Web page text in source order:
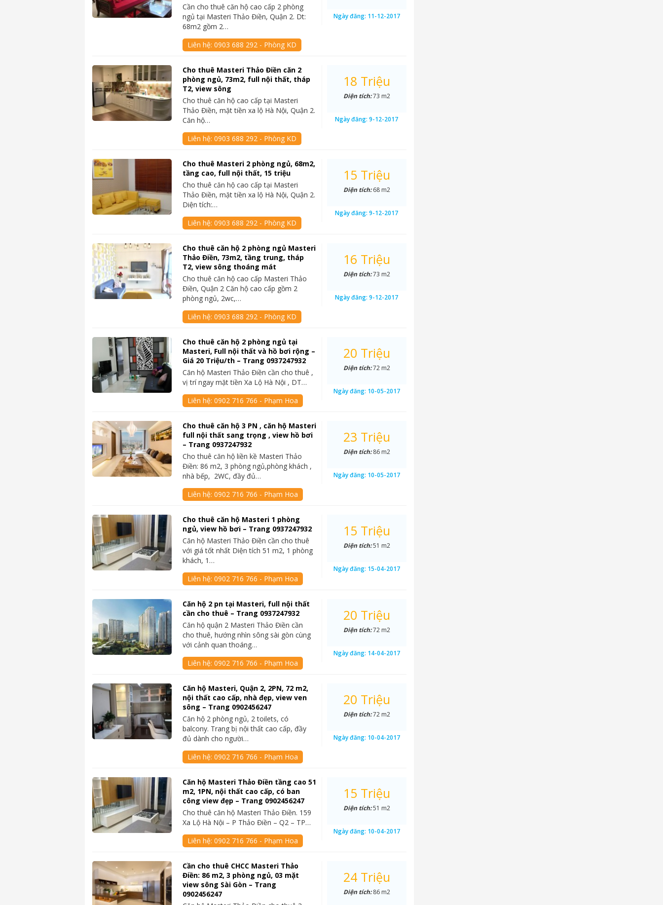
Cần cho thuê căn hộ cao cấp 2 phòng
ngủ tại Masteri Thảo Điền, Quận 2. Dt:
68m2 gồm 2…
Liên hệ:0903 688 292 - Phòng KD
Ngày đăng: 11-12-2017
Cho thuê Masteri Thảo Điền căn 2
phòng ngủ, 73m2, full nội thất, tháp
T2, view sông
Cho thuê căn hộ cao cấp tại Masteri
Thảo Điền, mặt tiền xa lộ Hà Nội, Quận 2.
Căn hộ…
Liên hệ:0903 688 292 - Phòng KD
18 Triệu
Diện tích:73 m2
Ngày đăng:9-12-2017
Cho thuê Masteri 2 phòng ngủ, 68m2,
tầng cao, full nội thất, 15 triệu
Cho thuê căn hộ cao cấp tại Masteri
Thảo Điền, mặt tiền xa lộ Hà Nội, Quận 2.
Diện tích:…
Liên hệ:0903 688 292 - Phòng KD
15 Triệu
Diện tích:68 m2
Ngày đăng:9-12-2017
Cho thuê căn hộ 2 phòng ngủ Masteri
Thảo Điền, 73m2, tầng trung, tháp
T2, view sông thoáng mát
Cho thuê căn hộ cao cấp Masteri Thảo
Điền, Quận 2 Căn hộ cao cấp gồm 2
phòng ngủ, 2wc,…
Liên hệ:0903 688 292 - Phòng KD
16 Triệu
Diện tích:73 m2
Ngày đăng:9-12-2017
Cho thuê căn hộ 2 phòng ngủ tại
Masteri, Full nội thất và hồ bơi rộng –
Giá 20 Triệu/th – Trang 0937247932
Căn hộ Masteri Thảo Điền cần cho thuê ,
vị trí ngay mặt tiền Xa Lộ Hà Nội , DT…
Liên hệ:0902 716 766 - Phạm Hoa
20 Triệu
Diện tích:72 m2
Ngày đăng: 10-05-2017
Cho thuê căn hộ 3 PN , căn hộ Masteri
full nội thất sang trọng , view hồ bơi
– Trang 0937247932
Cho thuê căn hộ liền kề Masteri Thảo
Điền: 86 m2, 3 phòng ngủ,phòng khách ,
nhà bếp, 2WC, đầy đủ…
Liên hệ:0902 716 766 - Phạm Hoa
23 Triệu
Diện tích:86 m2
Ngày đăng: 10-05-2017
Cho thuê căn hộ Masteri 1 phòng
ngủ, view hồ bơi – Trang 0937247932
Căn hộ Masteri Thảo Điền cần cho thuê
với giá tốt nhất Diện tích 51 m2, 1 phòng
khách, 1…
Liên hệ:0902 716 766 - Phạm Hoa
15 Triệu
Diện tích:51 m2
Ngày đăng: 15-04-2017
Căn hộ 2 pn tại Masteri, full nội thất
cần cho thuê – Trang 0937247932
Căn hộ quận 2 Masteri Thảo Điền cần
cho thuê, hướng nhìn sông sài gòn cùng
với cảnh quan thoáng…
Liên hệ:0902 716 766 - Phạm Hoa
20 Triệu
Diện tích:72 m2
Ngày đăng: 14-04-2017
Căn hộ Masteri, Quận 2, 2PN, 72 m2,
nội thất cao cấp, nhà đẹp, view ven
sông – Trang 0902456247
Căn hộ 2 phòng ngủ, 2 toilets, có
balcony. Trang bị nội thất cao cấp, đầy
đủ dành cho người…
Liên hệ:0902 716 766 - Phạm Hoa
20 Triệu
Diện tích:72 m2
Ngày đăng: 10-04-2017
Căn hộ Masteri Thảo Điền tầng cao 51
m2, 1PN, nội thất cao cấp, có ban
công view đẹp – Trang 0902456247
Cho thuê căn hộ Masteri Thảo Điền. 159
Xa Lộ Hà Nội – P Thảo Điền – Q2 – TP…
Liên hệ:0902 716 766 - Phạm Hoa
15 Triệu
Diện tích:51 m2
Ngày đăng: 10-04-2017
Cần cho thuê CHCC Masteri Thảo
Điền: 86 m2, 3 phòng ngủ, 03 mặt
view sông Sài Gòn – Trang
0902456247
24 Triệu
Diện tích:86 m2